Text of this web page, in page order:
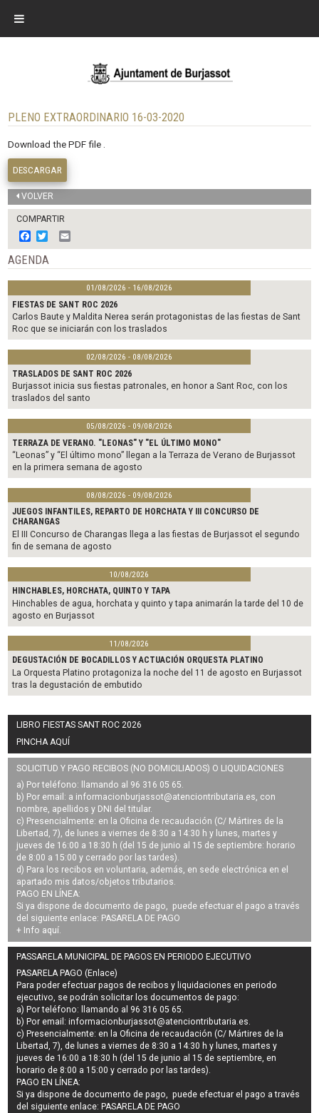
PLENO EXTRAORDINARIO 16-03-2020
Download the PDF file .
DESCARGAR
VOLVER
COMPARTIR
F
a
c
e
b
o
o
k
w
i
t
t
e
r
m
i
l
AGENDA
01/08/2026 - 16/08/2026
FIESTAS DE SANT ROC 2026
Carlos Baute y Maldita Nerea serán protagonistas de las fiestas de Sant
Roc que se iniciarán con los traslados
02/08/2026 - 08/08/2026
TRASLADOS DE SANT ROC 2026
Burjassot inicia sus fiestas patronales, en honor a Sant Roc, con los
traslados del santo
05/08/2026 - 09/08/2026
TERRAZA DE VERANO. "LEONAS" Y "EL ÚLTIMO MONO"
“Leonas” y “El último mono” llegan a la Terraza de Verano de Burjassot
en la primera semana de agosto
08/08/2026 - 09/08/2026
JUEGOS INFANTILES, REPARTO DE HORCHATA Y III CONCURSO DE
CHARANGAS
El III Concurso de Charangas llega a las fiestas de Burjassot el segundo
fin de semana de agosto
10/08/2026
HINCHABLES, HORCHATA, QUINTO Y TAPA
Hinchables de agua, horchata y quinto y tapa animarán la tarde del 10 de
agosto en Burjassot
11/08/2026
DEGUSTACIÓN DE BOCADILLOS Y ACTUACIÓN ORQUESTA PLATINO
La Orquesta Platino protagoniza la noche del 11 de agosto en Burjassot
tras la degustación de embutido
LIBRO FIESTAS SANT ROC 2026
PINCHA AQUÍ
SOLICITUD Y PAGO RECIBOS (NO DOMICILIADOS) O LIQUIDACIONES
a) Por teléfono: llamando al 96 316 05 65.
b) Por email: a informacionburjassot@atenciontributaria.es, con
nombre, apellidos y DNI del titular.
c) Presencialmente: en la Oficina de recaudación (C/ Mártires de la
Libertad, 7), de lunes a viernes de 8:30 a 14:30 h y lunes, martes y
jueves de 16:00 a 18:30 h (del 15 de junio al 15 de septiembre: horario
de 8:00 a 15:00 y cerrado por las tardes).
d) Para los recibos en voluntaria, además, en sede electrónica en el
apartado mis datos/objetos tributarios.
PAGO EN LÍNEA:
Si ya dispone de documento de pago, puede efectuar el pago a través
del siguiente enlace: PASARELA DE PAGO
+ Info aquí.
PASSARELA MUNICIPAL DE PAGOS EN PERIODO EJECUTIVO
PASARELA PAGO (Enlace)
Para poder efectuar pagos derecibos y liquidaciones en periodo
ejecutivo, se podrán solicitar los documentos de pago:
a) Por teléfono: llamando al 96 316 05 65.
b) Por email:informacionburjassot@atenciontributaria.es.
c) Presencialmente: en la Oficina de recaudación (C/ Mártires de la
Libertad, 7), de lunes a viernes de 8:30 a 14:30 h y lunes, martes y
jueves de 16:00 a 18:30 h (del 15 de junio al 15 de septiembre, en
horario de 8:00 a 15:00 y cerrado por las tardes).
PAGO EN LÍNEA:
Si ya dispone de documento de pago, puede efectuar el pago a través
del siguiente enlace: PASARELA DE PAGO